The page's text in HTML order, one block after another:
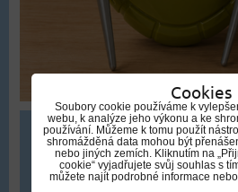
679 Kč
Cookies
Soubory cookie používáme k
webu, k analýze jeho výkonu a ke
používání. Můžeme k tomu použít
shromážděná data mohou být
nebo jiných zemích. Kliknutím na
cookie“ vyjadřujete svůj souhlas s
můžete najít podrobné informace